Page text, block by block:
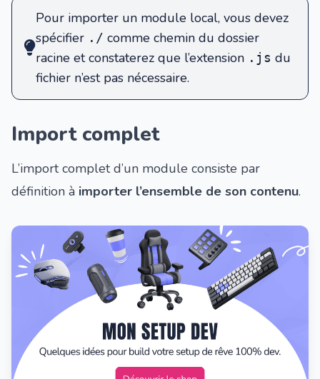
Pour importer un module local, vous devez
spécifier ./ comme chemin du dossier
racine et constaterez que l’extension .js du
fichier n’est pas nécessaire.
Import complet
L’import complet d’un module consiste par
définition à importer l’ensemble de son contenu.